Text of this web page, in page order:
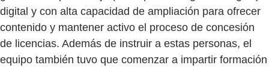
digital y con alta capacidad de ampliación para ofrecer
contenido y mantener activo el proceso de concesión
de licencias. Además de instruir a estas personas, el
equipo también tuvo que comenzar a impartir formación